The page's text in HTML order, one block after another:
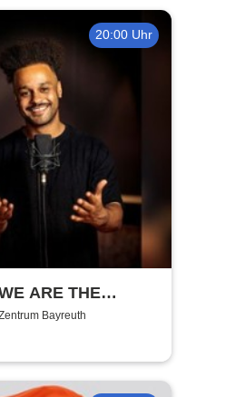
20:00 Uhr
ARE THE
- Stand-Up
Bayreuth